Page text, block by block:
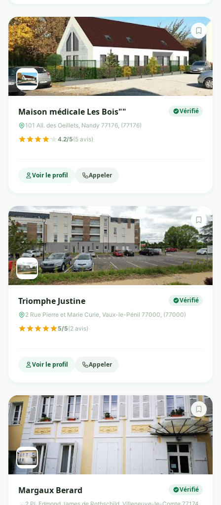
Maison médicale Les Bois"" Vérifié
101 All. des Oeillets, Nandy 77176, (77176)
4.2/5(5 avis)
Voir le profil Appeler
Triomphe Justine Vérifié
2 Rue Pierre et Marie Curie, Vaux-le-Pénil 77000, (77000)
5/5(2 avis)
Voir le profil Appeler
Margaux Berard Vérifié